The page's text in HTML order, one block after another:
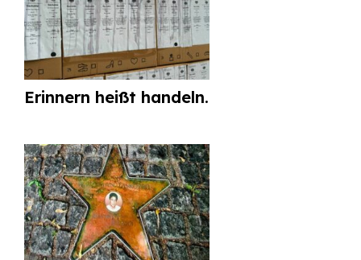
Erinnern heißt handeln.